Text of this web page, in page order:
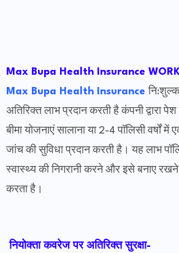
Max Bupa Health Insurance
Max Bupa Health Insurance
अतिरिक्त लाभ प्रदान करती है कंपनी द्वारा
बीमा योजनाएं सालाना या 2-4 पॉलिसी वर्षों में
जांच की सुविधा प्रदान करती है।यह लाभ
स्वास्थ्य की निगरानी करने और इसे बनाए
करता है।
नियोक्ता कवरेज पर अतिरिक्त सुरक्षा-